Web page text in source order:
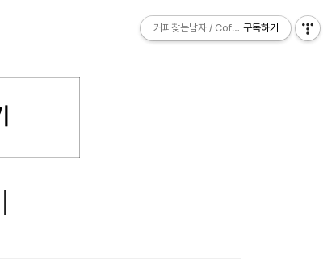
커피찾는남자 / Coffee Explorer
구독하기
커피찾는남자 / Coffee Explorer
구독하기